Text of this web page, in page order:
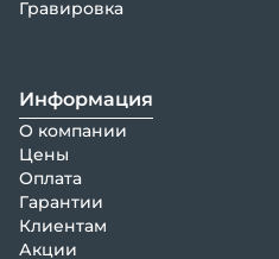
Гравировка
Информация
О компании
Цены
Оплата
Гарантии
Клиентам
Акции